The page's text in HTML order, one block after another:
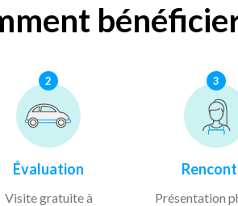
2
Évaluation
Visite gratuite à
3
Présentation